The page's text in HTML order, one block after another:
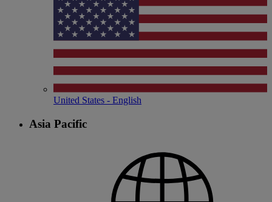
United States - English
Asia Pacific